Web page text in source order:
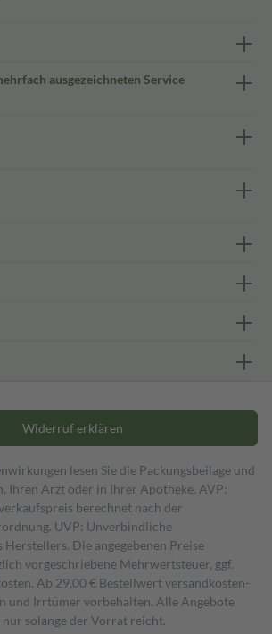
ausgezeichneten Service
Widerruf erklären
lesen Sie die Packungsbeilage und
Ihren Arzt oder in Ihrer Apotheke. AVP:
berechnet nach der
UVP: Unverbindliche
Herstellers. Die angegebenen Preise
vorgeschriebene Mehrwertsteuer, ggf.
Ab 29,00 € Bestell­wert versand­kosten­
und Irrtümer vorbehalten. Alle Angebote
solange der Vorrat reicht.